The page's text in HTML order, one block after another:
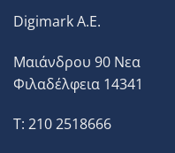
Digimark A.E.
Μαιάνδρου 90 Νεα
Φιλαδέλφεια 14341
T: 210 2518666